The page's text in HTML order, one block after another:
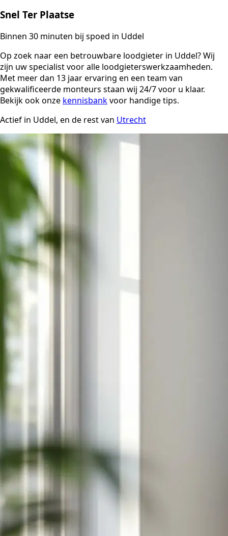
Snel Ter Plaatse
Binnen 30 minuten bij spoed in Uddel
Op zoek naar een betrouwbare loodgieter in Uddel? Wij
zijn uw specialist voor alle loodgieterswerkzaamheden.
Met meer dan 13 jaar ervaring en een team van
gekwalificeerde monteurs staan wij 24/7 voor u klaar.
Bekijk ook onze kennisbankvoor handige tips.
Actief in Uddel, en de rest van Utrecht